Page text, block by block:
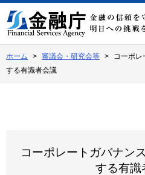
文
へ
動
ホーム 審議会・研究会等
コーポレ
する有識者会議
コーポレートガバナン
する有識